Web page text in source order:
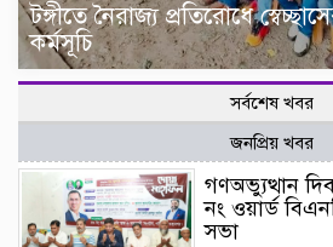
টঙ্গীতে নৈরাজ্য প্রতিরোধে
কর্মসূচি
সর্বশেষ খবর
জনপ্রিয় খবর
গণঅভ্যুত্থান
নং ওয়ার্ড
সভা